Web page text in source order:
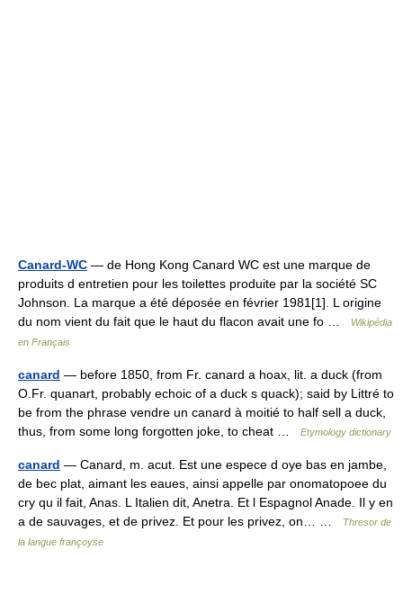
Canard-WC — de Hong Kong Canard WC est une marque de
produits d entretien pour les toilettes produite par la société SC
Johnson. La marque a été déposée en février 1981[1]. L origine
du nom vient du fait que le haut du flacon avait une fo …
Wikipédia
en Français
canard — before 1850, from Fr. canard a hoax, lit. a duck (from
O.Fr. quanart, probably echoic of a duck s quack); said by Littré to
be from the phrase vendre un canard à moitié to half sell a duck,
thus, from some long forgotten joke, to cheat …
Etymology dictionary
canard — Canard, m. acut. Est une espece d oye bas en jambe,
de bec plat, aimant les eaues, ainsi appelle par onomatopoee du
cry qu il fait, Anas. L Italien dit, Anetra. Et l Espagnol Anade. Il y en
a de sauvages, et de privez. Et pour les privez, on… …
Thresor de
la langue françoyse